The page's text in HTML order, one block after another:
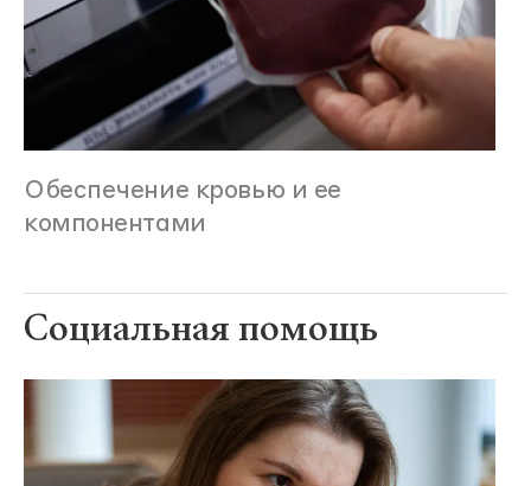
Обеспечение кровью и ее
компонентами
Социальная помощь